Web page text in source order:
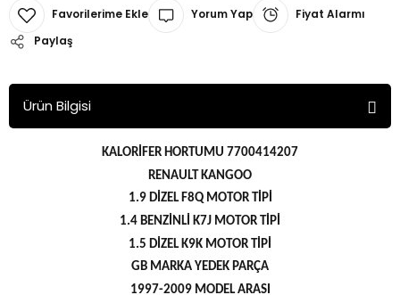
Yorum Yap
Fiyat Alarmı
Paylaş
Ürün Bilgisi
KALORİFER HORTUMU 7700414207
RENAULT KANGOO
1.9 DİZEL F8Q MOTOR TİPİ
1.4 BENZİNLİ K7J MOTOR TİPİ
1.5 DİZEL K9K MOTOR TİPİ
GB MARKA YEDEK PARÇA
1997-2009 MODEL ARASI